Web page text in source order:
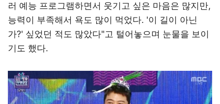
러 예능 프로그램하면서 웃기고 싶은 마음은 많지만,
능력이 부족해서 욕도 많이 먹었다. '이 길이 아닌
가?' 싶었던 적도 많았다"고 털어놓으며 눈물을 보이
기도 했다.